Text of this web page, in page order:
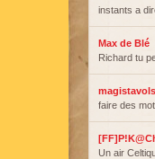
instants a
Max de Blé
Richard tu
magistavols
faire des
Un air